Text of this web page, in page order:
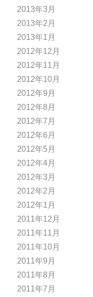
2013年3月
2013年2月
2013年1月
2012年12月
2012年11月
2012年10月
2012年9月
2012年8月
2012年7月
2012年6月
2012年5月
2012年4月
2012年3月
2012年2月
2012年1月
2011年12月
2011年11月
2011年10月
2011年9月
2011年8月
2011年7月